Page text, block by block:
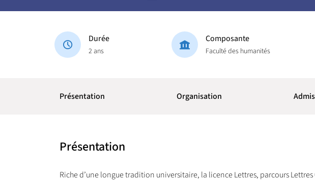
Durée
2 ans
Composante
Faculté des humanités
Présentation Organisation
Présentation
Riche d’une longue tradition universitaire, la licence Lettres, parcours